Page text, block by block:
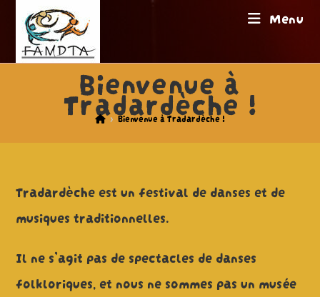
content
Menu
Bienvenue à
Tradardèche !
> Bienvenue à Tradardèche !
Tradardèche est un festival de danses et de
musiques traditionnelles.
Il ne s’agit pas de spectacles de danses
folkloriques, et nous ne sommes pas un musée